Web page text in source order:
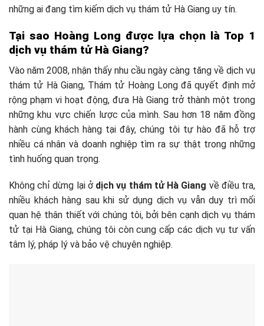
những ai đang tìm kiếm dịch vụ thám tử Hà Giang uy tín.
Tại sao Hoàng Long được lựa chọn là Top 1
dịch vụ thám tử Hà Giang?
Vào năm 2008, nhận thấy nhu cầu ngày càng tăng về dịch vụ
thám tử Hà Giang, Thám tử Hoàng Long đã quyết định mở
rộng phạm vi hoạt động, đưa Hà Giang trở thành một trong
những khu vực chiến lược của mình. Sau hơn 18 năm đồng
hành cùng khách hàng tại đây, chúng tôi tự hào đã hỗ trợ
nhiều cá nhân và doanh nghiệp tìm ra sự thật trong những
tình huống quan trọng.
Không chỉ dừng lại ở dịch vụ thám tử Hà Giang về điều tra,
nhiều khách hàng sau khi sử dụng dịch vụ vẫn duy trì mối
quan hệ thân thiết với chúng tôi, bởi bên cạnh dịch vụ thám
tử tại Hà Giang, chúng tôi còn cung cấp các dịch vụ tư vấn
tâm lý, pháp lý và bảo vệ chuyên nghiệp.